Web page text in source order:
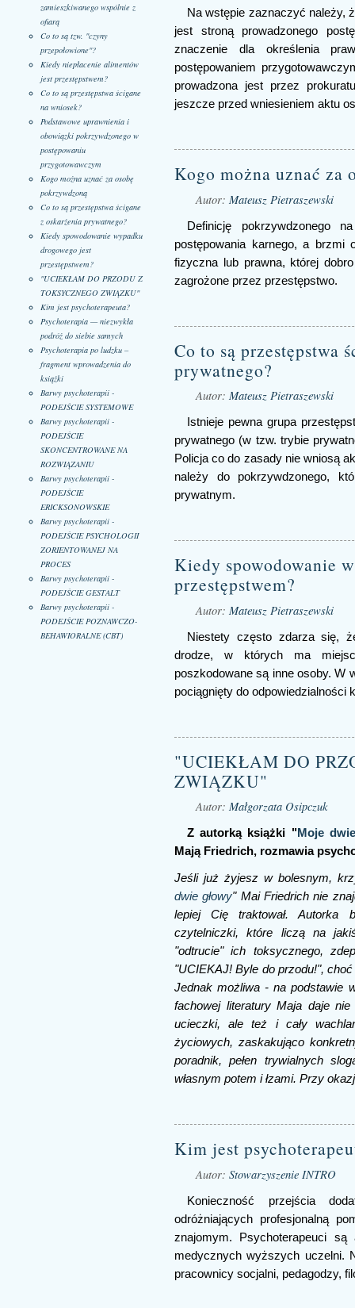
zamieszkiwanego wspólnie z
ofiarą
Co to są tzw. "czyny
przepołowione"?
Kiedy niepłacenie alimentów
jest przestępstwem?
Co to są przestępstwa ścigane
na wniosek?
Podstawowe uprawnienia i
obowiązki pokrzywdzonego w
postępowaniu
przygotowawczym
Kogo można uznać za osobę
pokrzywdzoną
Co to są przestępstwa ścigane
z oskarżenia prywatnego?
Kiedy spowodowanie wypadku
drogowego jest
przestępstwem?
"UCIEKŁAM DO PRZODU Z
TOKSYCZNEGO ZWIĄZKU"
Kim jest psychoterapeuta?
Psychoterapia — niezwykła
podróż do siebie samych
Psychoterapia po ludzku –
fragment wprowadzenia do
książki
Barwy psychoterapii -
PODEJŚCIE SYSTEMOWE
Barwy psychoterapii -
PODEJŚCIE
SKONCENTROWANE NA
ROZWIĄZANIU
Barwy psychoterapii -
PODEJŚCIE
ERICKSONOWSKIE
Barwy psychoterapii -
PODEJŚCIE PSYCHOLOGII
ZORIENTOWANEJ NA
PROCES
Barwy psychoterapii -
PODEJŚCIE GESTALT
Barwy psychoterapii -
PODEJŚCIE POZNAWCZO-
BEHAWIORALNE (CBT)
Na wstępie zaznaczyć należy,
jest stroną prowadzonego
znaczenie dla określenia
postępowaniem
prowadzona jest przez
jeszcze przed wniesieniem aktu
Kogo można uznać za
Autor: Mateusz Pietraszewski
Definicję pokrzywdzonego
postępowania karnego, a brzmi
fizyczna lub prawna, której
zagrożone przez przestępstwo.
Co to są przestępstwa
prywatnego?
Autor: Mateusz Pietraszewski
Istnieje pewna grupa
prywatnego (w tzw. trybie
Policja co do zasady nie wniosą
należy do pokrzywdzonego,
prywatnym.
Kiedy spowodowanie
przestępstwem?
Autor: Mateusz Pietraszewski
Niestety często zdarza się,
drodze, w których ma
poszkodowane są inne osoby. W
pociągnięty do odpowiedzialności
"UCIEKŁAM DO
ZWIĄZKU"
Autor: Małgorzata Osipczuk
Z autorką książki "Moje
Mają Friedrich, rozmawia
Jeśli już żyjesz w bolesnym,
dwie głowy" Mai Friedrich nie
lepiej Cię traktował. Autorka
czytelniczki, które liczą na
"odtrucie" ich toksycznego,
"UCIEKAJ! Byle do przodu!",
Jednak możliwa - na podstawie
fachowej literatury Maja daje
ucieczki, ale też i cały
życiowych, zaskakująco
poradnik, pełen trywialnych
własnym potem i łzami. Przy
Kim jest
Autor: Stowarzyszenie INTRO
Konieczność przejścia
odróżniających profesjonalną
znajomym. Psychoterapeuci są
medycznych wyższych uczelni.
pracownicy socjalni, pedagodzy,